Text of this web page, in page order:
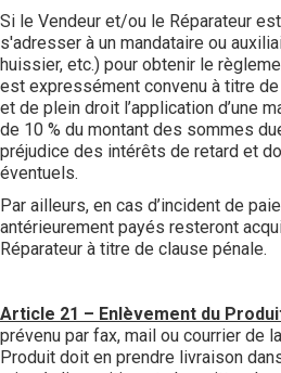
Si le Vendeur et/ou le Réparateur
s'adresser à un mandataire ou
huissier, etc.) pour obtenir le
est expressément convenu à titre
et de plein droit l’application d’une
de 10 % du montant des sommes
préjudice des intérêts de retard et
éventuels.
Par ailleurs, en cas d’incident de
antérieurement payés resteront
Réparateur à titre de clause pénale.
Article 21 – Enlèvement du
prévenu par fax, mail ou courrier de
Produit doit en prendre livraison